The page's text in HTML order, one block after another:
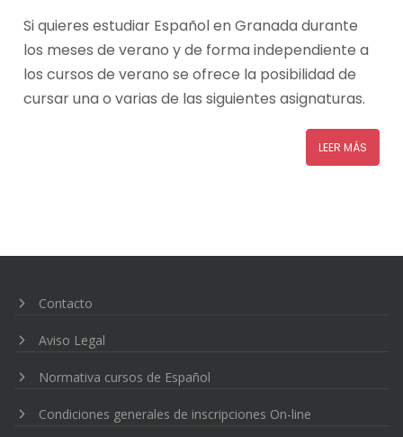
Si quieres estudiar Español en Granada durante
los meses de verano y de forma independiente a
los cursos de verano se ofrece la posibilidad de
cursar una o varias de las siguientes asignaturas.
LEER MÁS
Contacto
Aviso Legal
Normativa cursos de Español
Condiciones generales de inscripciones On-line